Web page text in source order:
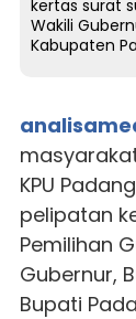
kertas surat
Wakili
Kabupaten
KPU
pelipatan
Pemilihan
Gubernur,
Bupati